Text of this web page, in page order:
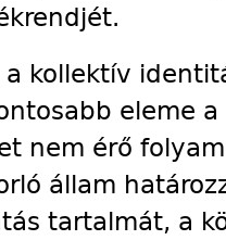
a kollektív
eleme
nem érő
állam
tartalmát, a